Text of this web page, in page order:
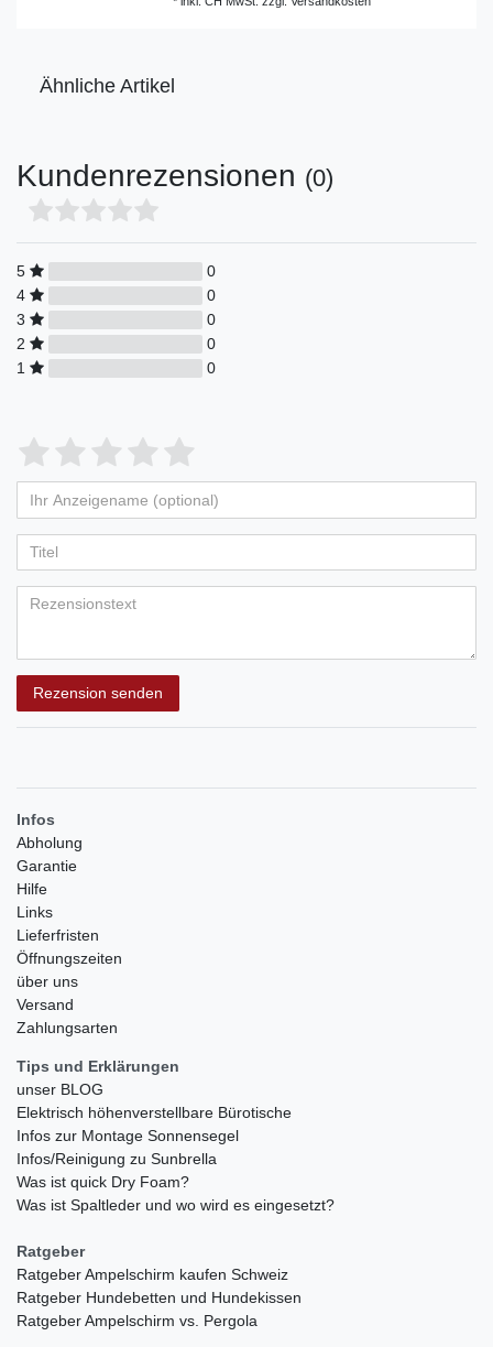
Ähnliche Artikel
Kundenrezensionen (0)
5
0
4
0
3
0
2
0
1
0
Bewertungssterne
von
5
Bewertungssternen
4
von
5
Bewertungssternen
3
von
5
Bewertungssternen
2
von
5
Bewertungssternen
1
von
5
Bewertungssternen
Anzeigename
(optional)
Rezension senden
Infos
Abholung
Garantie
Hilfe
Links
Lieferfristen
Öffnungszeiten
über uns
Versand
Zahlungsarten
Tips und Erklärungen
unser BLOG
Elektrisch höhenverstellbare Bürotische
Infos zur Montage Sonnensegel
Infos/Reinigung zu Sunbrella
Was ist quick Dry Foam?
Was ist Spaltleder und wo wird es eingesetzt?
Ratgeber
Ratgeber Ampelschirm kaufen Schweiz
Ratgeber Hundebetten und Hundekissen
Ratgeber Ampelschirm vs. Pergola